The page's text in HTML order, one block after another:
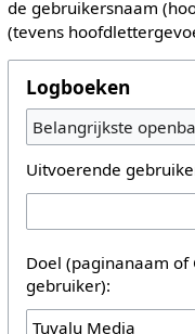
de gebruikersnaam
(tevens
Logboeken
Belangrijkste
Uitvoerende
Doel (paginanaam
gebruiker):